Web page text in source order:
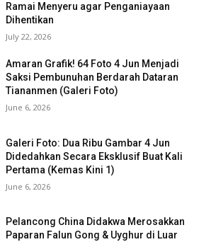
Ramai Menyeru agar Penganiayaan
Dihentikan
July 22, 2026
Amaran Grafik! 64 Foto 4 Jun Menjadi
Saksi Pembunuhan Berdarah Dataran
Tiananmen (Galeri Foto)
June 6, 2026
Galeri Foto: Dua Ribu Gambar 4 Jun
Didedahkan Secara Eksklusif Buat Kali
Pertama (Kemas Kini 1)
June 6, 2026
Pelancong China Didakwa Merosakkan
Paparan Falun Gong & Uyghur di Luar